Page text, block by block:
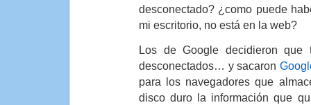
desconectado? ¿como puede
mi escritorio, no está en la web?
Los de Google decidieron que
desconectados… y sacaron
para los navegadores que
disco duro la información que